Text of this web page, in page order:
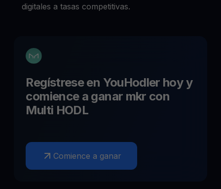
digitales a tasas competitivas.
Regístrese en YouHodler hoy y
comience a ganar mkr con
Multi HODL
Comience a ganar